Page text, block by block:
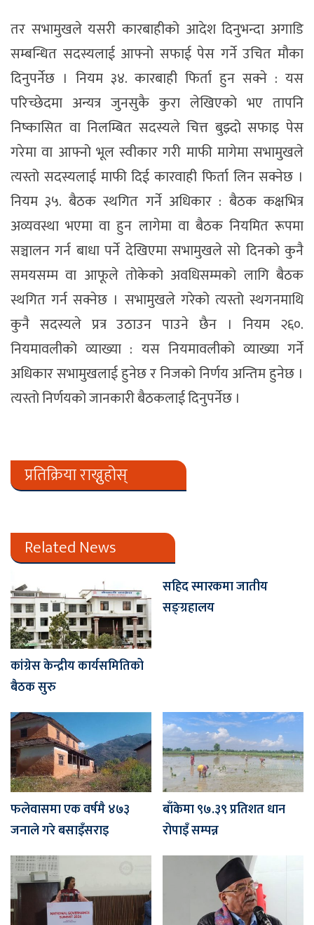
तर सभामुखले यसरी कारबाहीको आदेश दिनुभन्दा अगाडि
सम्बन्धित सदस्यलाई आफ्नो सफाई पेस गर्ने उचित मौका
दिनुपर्नेछ । नियम ३४. कारबाही फिर्ता हुन सक्ने : यस
परिच्छेदमा अन्यत्र जुनसुकै कुरा लेखिएको भए तापनि
निष्कासित वा निलम्बित सदस्यले चित्त बुझ्दो सफाइ पेस
गरेमा वा आफ्नो भूल स्वीकार गरी माफी मागेमा सभामुखले
त्यस्तो सदस्यलाई माफी दिई कारवाही फिर्ता लिन सक्नेछ ।
नियम ३५. बैठक स्थगित गर्ने अधिकार : बैठक कक्षभित्र
अव्यवस्था भएमा वा हुन लागेमा वा बैठक नियमित रूपमा
सञ्चालन गर्न बाधा पर्ने देखिएमा सभामुखले सो दिनको कुनै
समयसम्म वा आफूले तोकेको अवधिसम्मको लागि बैठक
स्थगित गर्न सक्नेछ । सभामुखले गरेको त्यस्तो स्थगनमाथि
कुनै सदस्यले प्रत्र उठाउन पाउने छैन । नियम २६०.
नियमावलीको व्याख्या : यस नियमावलीको व्याख्या गर्ने
अधिकार सभामुखलाई हुनेछ र निजको निर्णय अन्तिम हुनेछ ।
त्यस्तो निर्णयको जानकारी बैठकलाई दिनुपर्नेछ ।
प्रतिक्रिया राख्नुहोस्
Related News
कांग्रेस केन्द्रीय कार्यसमितिको
बैठक सुरु
सहिद स्मारकमा जातीय
सङ्ग्रहालय
फलेवासमा एक वर्षमै ४७३
जनाले गरे बसाइँसराइ
बाँकेमा ९७‍.३९ प्रतिशत धान
रोपाइँ सम्पन्न